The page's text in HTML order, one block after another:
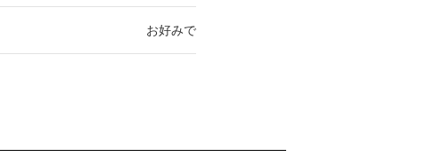
お好みで